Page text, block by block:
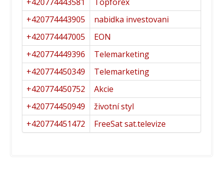
+420774443905
nabidka investovani
+420774447005
EON
+420774449396
Telemarketing
+420774450349
Telemarketing
+420774450752
Akcie
+420774450949
životní styl
+420774451472
FreeSat sat.televize